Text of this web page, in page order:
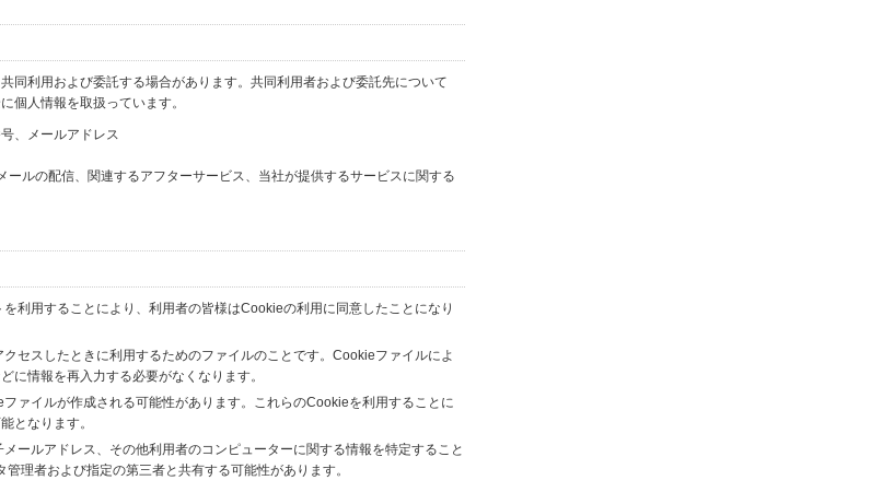
同利用および委託する場合があります。共同利用者および委託先について
個人情報を取扱っています。
、メールアドレス
ルの配信、関連するアフターサービス、当社が提供するサービスに関する
利用することにより、利用者の皆様はCookieの利用に同意したことになり
セスしたときに利用するためのファイルのことです。Cookieファイルによ
に情報を再入力する必要がなくなります。
ァイルが作成される可能性があります。これらのCookieを利用することに
となります。
ールアドレス、その他利用者のコンピューターに関する情報を特定すること
理者および指定の第三者と共有する可能性があります。